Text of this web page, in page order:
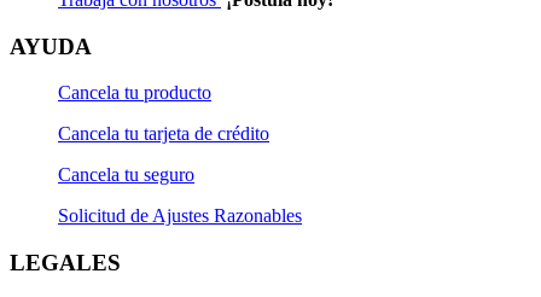
AYUDA
Cancela tu producto
Cancela tu tarjeta de crédito
Cancela tu seguro
Solicitud de Ajustes Razonables
LEGALES